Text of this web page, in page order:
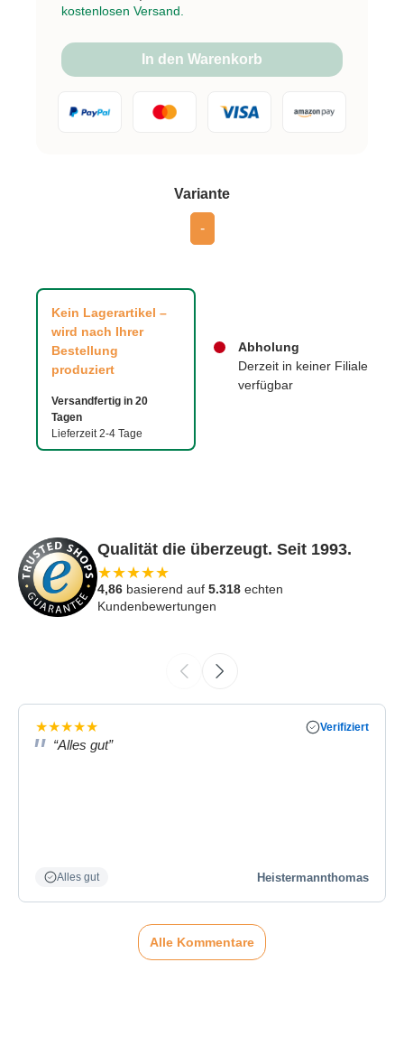
Kein Lagerartikel –
wird nach Ihrer
Bestellung
produziert
Versandfertig in 20
Tagen
Lieferzeit 2-4 Tage
Abholung
Derzeit in keiner Filiale
verfügbar
Varianteauswählen
-
kostenlosen Versand.
In den Warenkorb
Qualität die überzeugt. Seit 1993.
★★★★★
4,86 basierend auf 5.318 echten
Kundenbewertungen
★★★★★ Verifiziert
“Alles gut”
Alles gut Heistermannthomas
Alle Kommentare